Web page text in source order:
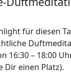
für diesen
16:30 – 18:00
Dir einen Platz).